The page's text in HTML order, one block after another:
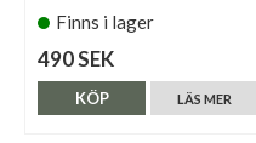
Finns i lager
490 SEK
LÄS MER
KÖP